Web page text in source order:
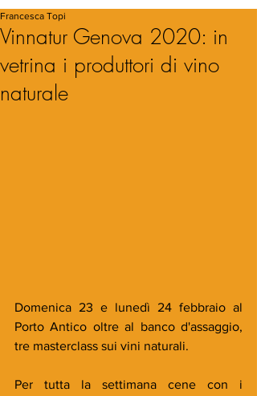
Vinnatur Genova 2020: in
vetrina i produttori di vino
naturale
Francesca Topi
Domenica 23 e lunedì 24 febbraio al
Porto Antico oltre al banco d'assaggio,
tre masterclass sui vini naturali.
Per tutta la settimana cene con i